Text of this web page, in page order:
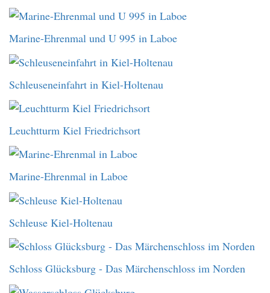
Marine-Ehrenmal und U 995 in Laboe
Schleuseneinfahrt in Kiel-Holtenau
Leuchtturm Kiel Friedrichsort
Marine-Ehrenmal in Laboe
Schleuse Kiel-Holtenau
Schloss Glücksburg - Das Märchenschloss im Norden